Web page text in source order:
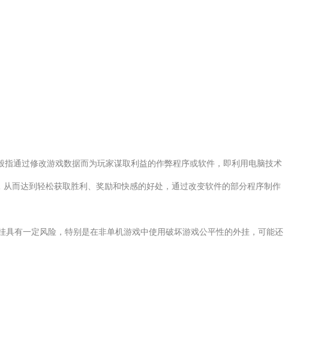
通过修改游戏数据而为玩家谋取利益的作弊程序或软件，即利用电脑技术
而达到轻松获取胜利、奖励和快感的好处，通过改变软件的部分程序制作
有一定风险，特别是在非单机游戏中使用破坏游戏公平性的外挂，可能还